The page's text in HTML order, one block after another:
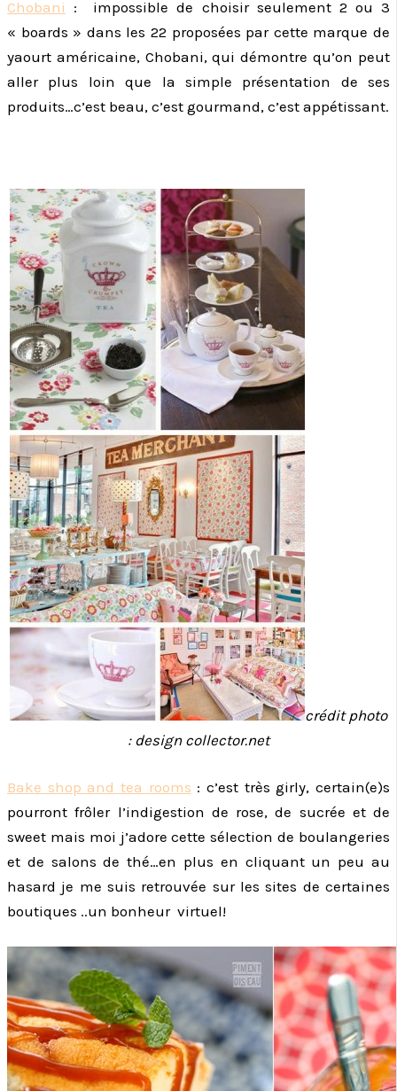
Chobani : impossible de choisir seulement 2 ou 3
« boards » dans les 22 proposées par cette marque de
yaourt américaine, Chobani, qui démontre qu’on peut
aller plus loin que la simple présentation de ses
produits…c’est beau, c’est gourmand, c’est appétissant.
crédit photo
: design collector.net
Bake shop and tea rooms : c’est très girly, certain(e)s
pourront frôler l’indigestion de rose, de sucrée et de
sweet mais moi j’adore cette sélection de boulangeries
et de salons de thé…en plus en cliquant un peu au
hasard je me suis retrouvée sur les sites de certaines
boutiques ..un bonheur virtuel!